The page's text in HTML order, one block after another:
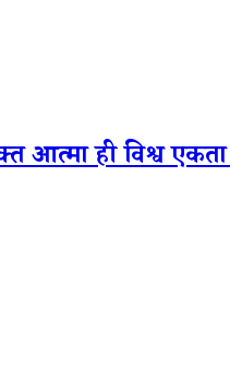
आत्मा ही विश्व एकता